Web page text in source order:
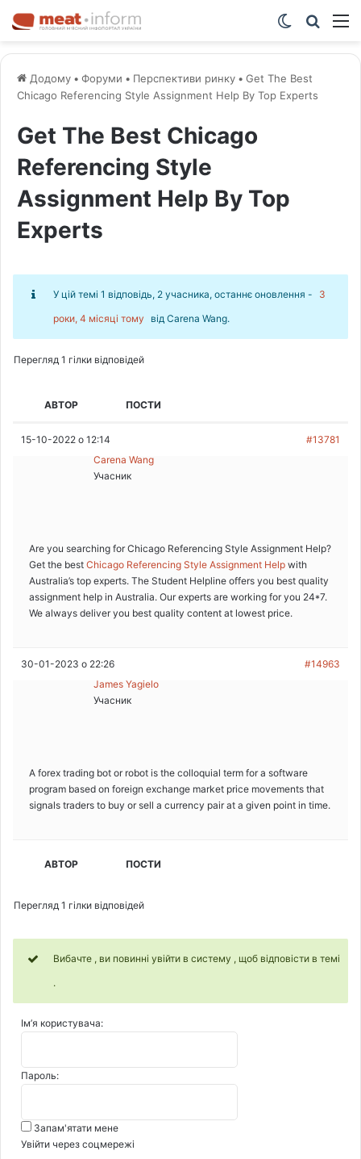
Switch skin
Додому • Форуми • Перспективи ринку • Get The Best
Chicago Referencing Style Assignment Help By Top Experts
Get The Best Chicago
Referencing Style
Assignment Help By Top
Experts
У цій темі 1 відповідь, 2 учасника, останнє оновлення -
3
роки, 4 місяці тому
від Carena Wang.
Перегляд 1 гілки відповідей
АВТОР ПОСТИ
15-10-2022 о 12:14
#13781
Carena Wang
Учасник
Are you searching for Chicago Referencing Style Assignment Help?
Get the best Chicago Referencing Style Assignment Help with
Australia’s top experts. The Student Helpline offers you best quality
assignment help in Australia. Our experts are working for you 24*7.
We always deliver you best quality content at lowest price.
30-01-2023 о 22:26
#14963
James Yagielo
Учасник
A forex trading bot or robot is the colloquial term for a software
program based on foreign exchange market price movements that
signals traders to buy or sell a currency pair at a given point in time.
АВТОР ПОСТИ
Перегляд 1 гілки відповідей
Вибачте , ви повинні увійти в систему , щоб відповісти в темі
.
Ім’я користувача:
Пароль:
Запам'ятати мене
Увійти через соцмережі